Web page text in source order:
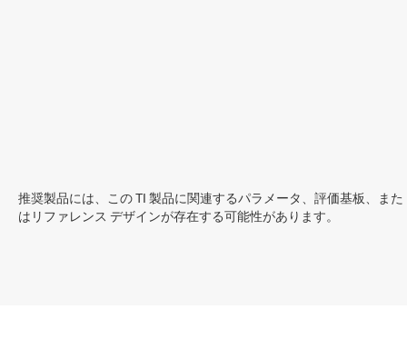
推奨製品には、この TI 製品に関連するパラメータ、評価基板、また
はリファレンス デザインが存在する可能性があります。